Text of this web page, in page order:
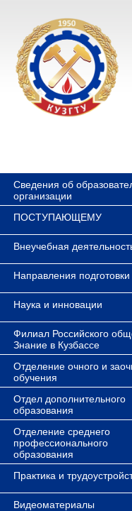
Сведения об
организации
ПОСТУПАЮЩЕМУ
Внеучебная
Направления подготовки
Наука и инновации
Филиал Российского
Знание в Кузбассе
Отделение очного и
обучения
Отдел дополнительного
образования
Отделение среднего
профессионального
образования
Практика и
Видеоматериалы